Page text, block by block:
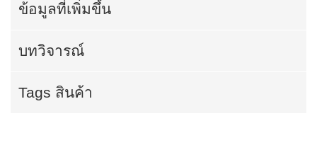
ข้อมูลที่เพิ่มขึ้น
บทวิจารณ์
Tags สินค้า